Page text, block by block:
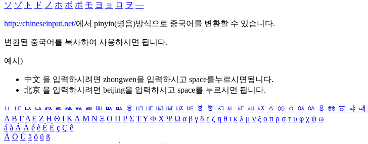
ソ ゾ ト ド ノ ホ ボ ポ モ ヨ ョ ロ ヲ ―
http://chineseinput.net/에서 pinyin(병음)방식으로 중국어를 변환할 수 있습니다.
변환된 중국어를 복사하여 사용하시면 됩니다.
예시)
中文 을 입력하시려면 zhongwen을 입력하시고 space를누르시면됩니다.
北京 을 입력하시려면 beijing을 입력하시고 space를 누르시면 됩니다.
ㅥ ㅦ ㅧ ㅨ ㅩ ㅪ ㅫ ㅬ ㅭ ㅮ ㅯ ㅰ ㅱ ㅲ ㅳ ㅴ ㅵ ㅶ ㅷ ㅸ ㅹ ㅺ ㅻ ㅼ ㅽ ㅾ ㅿ ㆀ ㆁ ㆂ ㆃ ㆄ ㆅ ㆆ ㆇ ㆈ
Α Β ΓΔ Ε Ζ Η Θ Ι ΚΛ Μ Ν Ξ Ο Π Ρ Σ ΤΥ Φ Χ Ψ Ω α β γ δ ε ζ η θ ι κ λ μ ν ξ ο π ρ σ τ υ φ χ ψ ω
á à Á À é è É È ç Ç ê
Ä Ö Ü ä ö ü ß